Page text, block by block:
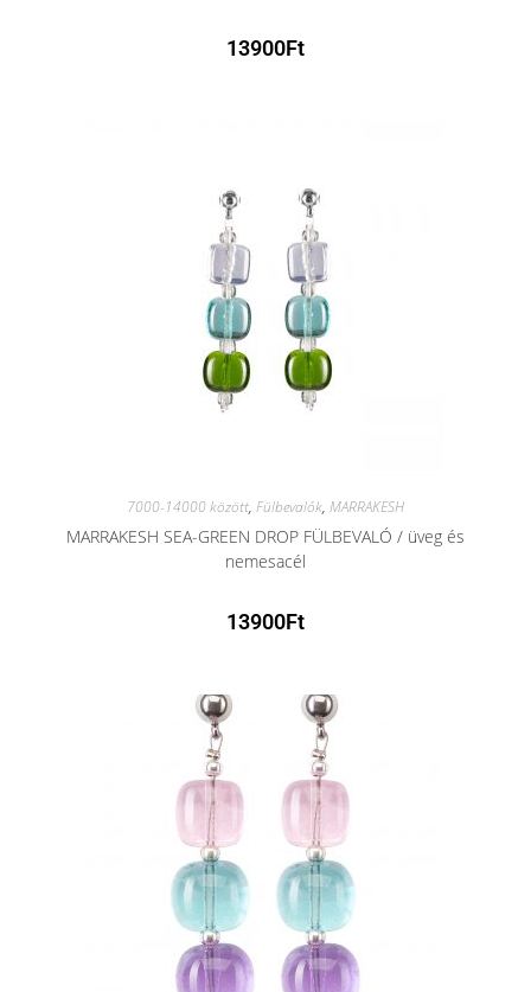
13900Ft
7000-14000 között, Fülbevalók, MARRAKESH
MARRAKESH SEA-GREEN DROP FÜLBEVALÓ / üveg és
nemesacél
13900Ft